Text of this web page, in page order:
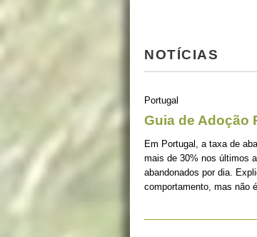
NOTÍCIAS
Portugal
Guia de Adoção
Em Portugal, a taxa de
mais de 30% nos últimos
abandonados por dia.
comportamento, mas não